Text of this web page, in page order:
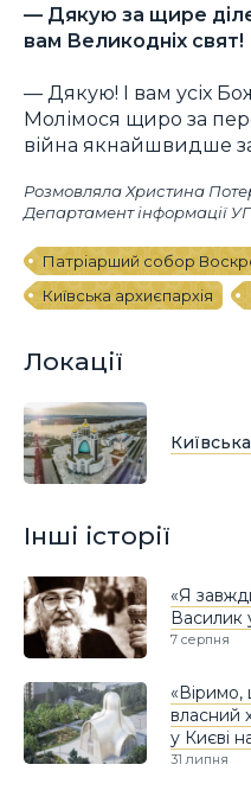
— Дякую за щире
вам Великодніх свят!
— Дякую! І вам усіх
Молімося щиро за
війна якнайшвидше
Розмовляла Христина
Департамент інформації
Патріарший собор
Київська архиєпархія
Локації
Інші історії
«Я
Василик
7 серпня
власний
у Києві
31 липня